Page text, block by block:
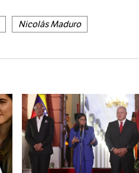
Nicolás Maduro